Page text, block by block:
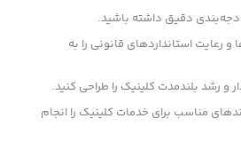
دقیق داشته باشید.
رعایت استانداردهای قانونی را به
و رشد بلندمدت کلینیک را طراحی کنید.
مناسب برای خدمات کلینیک را انجام